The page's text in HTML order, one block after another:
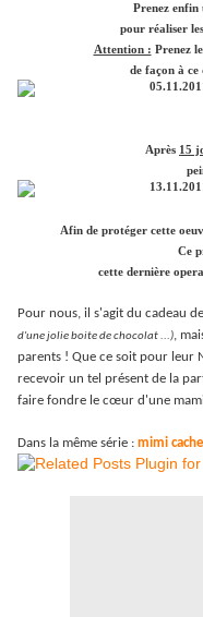
Prenez enfin
pour réaliser
Attention : Prenez
de façon à ce
Après 15
Afin de protéger cette
Ce
cette dernière
Pour nous, il s'agit du cadeau
d'une jolie boite de chocolat ...),
parents ! Que ce soit pour leur
recevoir un tel présent de la
faire fondre le cœur d'une
Dans la même série : mimi